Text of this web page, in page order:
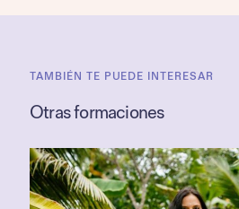
TAMBIÉN TE PUEDE INTERESAR
Otras formaciones